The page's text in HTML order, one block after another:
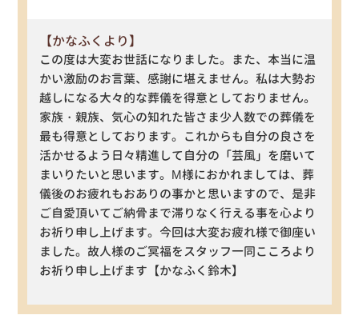
【かなふくより】
この度は大変お世話になりました。また、本当に温
かい激励のお言葉、感謝に堪えません。私は大勢お
越しになる大々的な葬儀を得意としておりません。
家族・親族、気心の知れた皆さま少人数での葬儀を
最も得意としております。これからも自分の良さを
活かせるよう日々精進して自分の「芸風」を磨いて
まいりたいと思います。M様におかれましては、葬
儀後のお疲れもおありの事かと思いますので、是非
ご自愛頂いてご納骨まで滞りなく行える事を心より
お祈り申し上げます。今回は大変お疲れ様で御座い
ました。故人様のご冥福をスタッフ一同こころより
お祈り申し上げます【かなふく鈴木】